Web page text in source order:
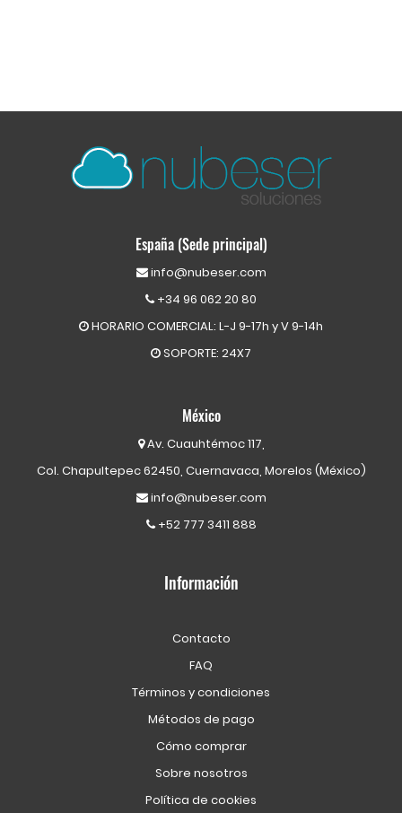
España (Sede principal)
info@nubeser.com
+34 96 062 20 80
HORARIO COMERCIAL: L-J 9-17h y V 9-14h
SOPORTE: 24X7
México
Av. Cuauhtémoc 117,
Col. Chapultepec 62450, Cuernavaca, Morelos (México)
info@nubeser.com
+52 777 3411 888
Información
Contacto
FAQ
Términos y condiciones
Métodos de pago
Cómo comprar
Sobre nosotros
Política de cookies